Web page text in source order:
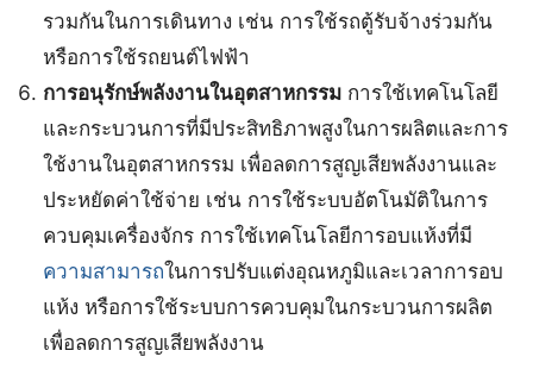
รวมกันในการเดินทาง เช่น การใช้รถตู้รับจ้างร่วมกัน
หรือการใช้รถยนต์ไฟฟ้า
การอนุรักษ์พลังงานในอุตสาหกรรม การใช้เทคโนโลยี
และกระบวนการที่มีประสิทธิภาพสูงในการผลิตและการ
ใช้งานในอุตสาหกรรม เพื่อลดการสูญเสียพลังงานและ
ประหยัดค่าใช้จ่าย เช่น การใช้ระบบอัตโนมัติในการ
ควบคุมเครื่องจักร การใช้เทคโนโลยีการอบแห้งที่มี
ความสามารถในการปรับแต่งอุณหภูมิและเวลาการอบ
แห้ง หรือการใช้ระบบการควบคุมในกระบวนการผลิต
เพื่อลดการสูญเสียพลังงาน